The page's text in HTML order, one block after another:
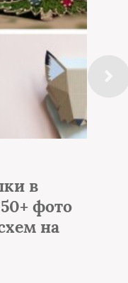
Елка из
гирлянды на
идей